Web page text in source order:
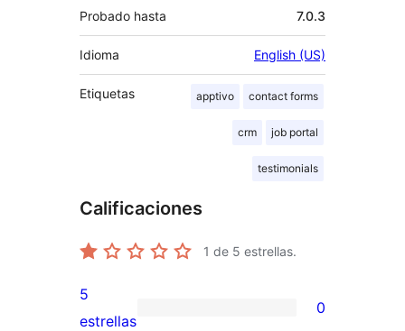
Probado hasta 7.0.3
Idioma English (US)
Etiquetas apptivo contact forms
crm job portal
testimonials
Calificaciones
1 de 5 estrellas.
0
5
estrellas
0